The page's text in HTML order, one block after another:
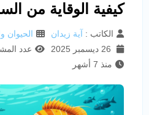
كيفية الوقاية من
الكاتب : آية زيدان
الحيوان
عدد
منذ 7 أشهر